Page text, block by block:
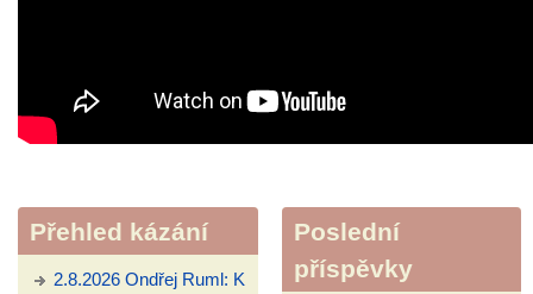
Přehled kázání
2.8.2026 Ondřej Ruml: K
Poslední
příspěvky